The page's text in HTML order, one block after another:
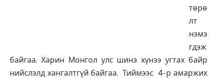
төрө
лт
нэмэ
гдэж
байгаа. Харин Монгол улс шинэ хүнээ угтах байр
нийслэлд хангалтгүй байгаа. Тиймээс 4-р амаржих